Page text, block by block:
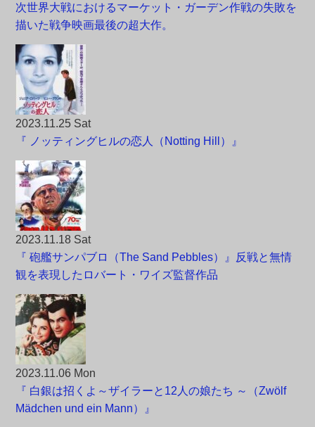
次世界大戦におけるマーケット・ガーデン作戦の失敗を
描いた戦争映画最後の超大作。
2023.11.25 Sat
『 ノッティングヒルの恋人（Notting Hill）』
2023.11.18 Sat
『 砲艦サンパブロ（The Sand Pebbles）』反戦と無情
観を表現したロバート・ワイズ監督作品
2023.11.06 Mon
『 白銀は招くよ～ザイラーと12人の娘たち ～（Zwölf
Mädchen und ein Mann）』